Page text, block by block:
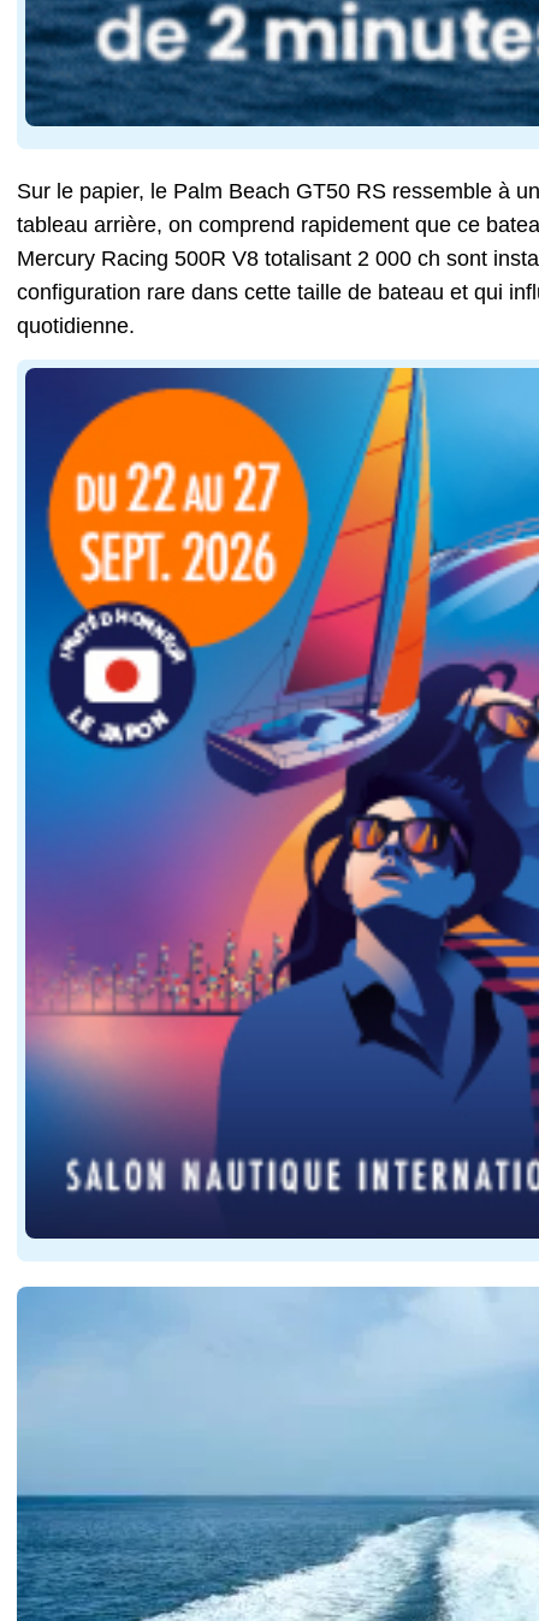
Sur le papier, le Palm Beach GT50 RS ressemble à
tableau arrière, on comprend rapidement que ce
Mercury Racing 500R V8 totalisant 2 000 ch sont
configuration rare dans cette taille de bateau et qui
quotidienne.